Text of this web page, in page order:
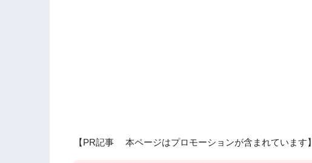
【PR記事 本ページはプロモーションが含まれています】